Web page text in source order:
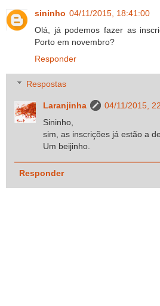
sininho 04/11/2015, 18:41:00
Olá, já podemos fazer as
Porto em novembro?
Responder
Respostas
Laranjinha
04/11/2015,
Sininho,
sim, as inscrições já estão a
Um beijinho.
Responder